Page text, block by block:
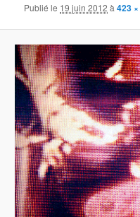
Publié le 19 juin 2012 à423